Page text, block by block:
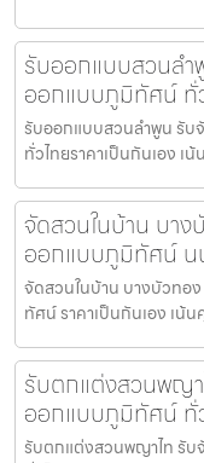
รับออกแบบสวนล
ออกแบบภูมิทัศน์ ทั่
รับออกแบบสวนลำพูน รั
ทั่วไทยราคาเป็นกันเอง
จัดสวนในบ้าน บา
ออกแบบภูมิทัศน์
จัดสวนในบ้าน บางบัวท
ทัศน์ ราคาเป็นกันเอง เ
รับตกแต่งสวนพญ
ออกแบบภูมิทัศน์ ทั่
รับตกแต่งสวนพญาไท รั